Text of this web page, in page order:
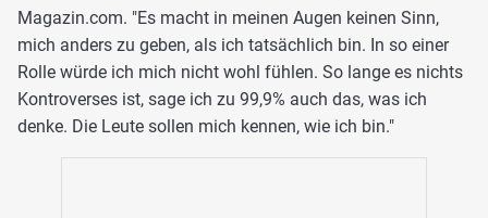
Magazin.com. "Es macht in meinen Augen keinen Sinn,
mich anders zu geben, als ich tatsächlich bin. In so einer
Rolle würde ich mich nicht wohl fühlen. So lange es nichts
Kontroverses ist, sage ich zu 99,9% auch das, was ich
denke. Die Leute sollen mich kennen, wie ich bin."